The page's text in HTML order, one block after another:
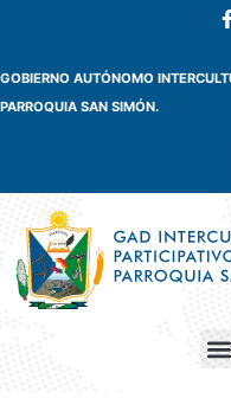
GOBIERNO AUTÓNOMO
PARROQUIA SAN SIMÓN.